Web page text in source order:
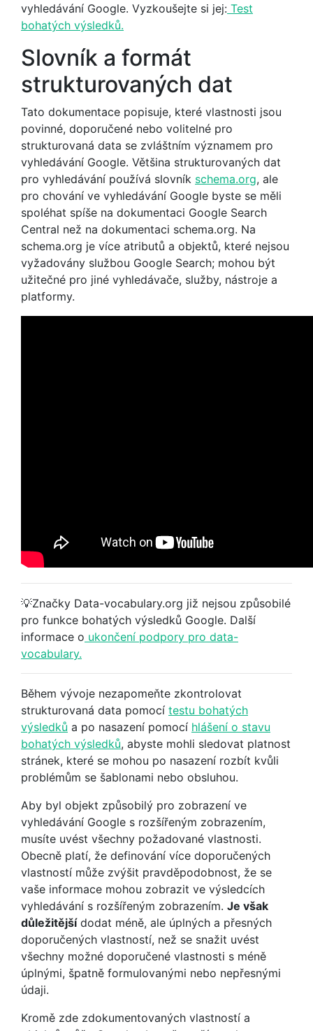
vyhledávání Google. Vyzkoušejte si jej: Test
bohatých výsledků.
Slovník a formát
strukturovaných dat
Tato dokumentace popisuje, které vlastnosti jsou
povinné, doporučené nebo volitelné pro
strukturovaná data se zvláštním významem pro
vyhledávání Google. Většina strukturovaných dat
pro vyhledávání používá slovník schema.org, ale
pro chování ve vyhledávání Google byste se měli
spoléhat spíše na dokumentaci Google Search
Central než na dokumentaci schema.org. Na
schema.org je více atributů a objektů, které nejsou
vyžadovány službou Google Search; mohou být
užitečné pro jiné vyhledávače, služby, nástroje a
platformy.
💡Značky Data-vocabulary.org již nejsou způsobilé
pro funkce bohatých výsledků Google. Další
informace o ukončení podpory pro data-
vocabulary.
Během vývoje nezapomeňte zkontrolovat
strukturovaná data pomocí testu bohatých
výsledků a po nasazení pomocí hlášení o stavu
bohatých výsledků, abyste mohli sledovat platnost
stránek, které se mohou po nasazení rozbít kvůli
problémům se šablonami nebo obsluhou.
Aby byl objekt způsobilý pro zobrazení ve
vyhledávání Google s rozšířeným zobrazením,
musíte uvést všechny požadované vlastnosti.
Obecně platí, že definování více doporučených
vlastností může zvýšit pravděpodobnost, že se
vaše informace mohou zobrazit ve výsledcích
vyhledávání s rozšířeným zobrazením. Je však
důležitějšídodat méně, ale úplných a přesných
doporučených vlastností, než se snažit uvést
všechny možné doporučené vlastnosti s méně
úplnými, špatně formulovanými nebo nepřesnými
údaji.
Kromě zde zdokumentovaných vlastností a